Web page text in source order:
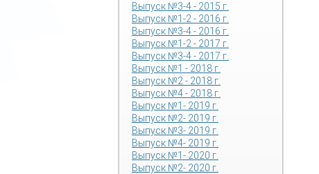
Выпуск №3-4 - 2015 г.
Выпуск №1-2 - 2016 г.
Выпуск №3-4 - 2016 г.
Выпуск №1-2 - 2017 г.
Выпуск №3-4 - 2017 г.
Выпуск №1 - 2018 г.
Выпуск №2 - 2018 г.
Выпуск №4 - 2018 г.
Выпуск №1- 2019 г.
Выпуск №2- 2019 г.
Выпуск №3- 2019 г.
Выпуск №4- 2019 г.
Выпуск №1- 2020 г.
Выпуск №2- 2020 г.